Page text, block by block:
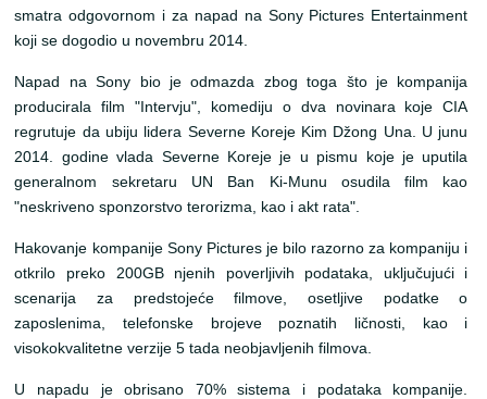
smatra odgovornom i za napad na Sony Pictures Entertainment
koji se dogodio u novembru 2014.
Napad na Sony bio je odmazda zbog toga što je kompanija
producirala film "Intervju", komediju o dva novinara koje CIA
regrutuje da ubiju lidera Severne Koreje Kim Džong Una. U junu
2014. godine vlada Severne Koreje je u pismu koje je uputila
generalnom sekretaru UN Ban Ki-Munu osudila film kao
"neskriveno sponzorstvo terorizma, kao i akt rata".
Hakovanje kompanije Sony Pictures je bilo razorno za kompaniju i
otkrilo preko 200GB njenih poverljivih podataka, uključujući i
scenarija za predstojeće filmove, osetljive podatke o
zaposlenima, telefonske brojeve poznatih ličnosti, kao i
visokokvalitetne verzije 5 tada neobjavljenih filmova.
U napadu je obrisano 70% sistema i podataka kompanije.